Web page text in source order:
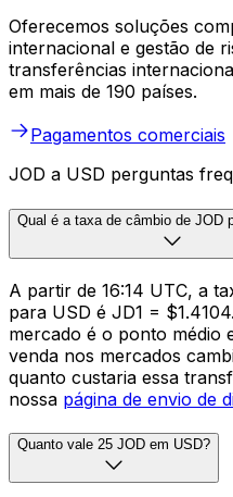
Oferecemos soluções
internacional e gestão de
transferências
em mais de 190 países.
Pagamentos comerciais
JOD a USD perguntas
Qual é a taxa de câmbio de JOD
A partir de 16:14 UTC, a
para USD é JD1 =
mercado é o ponto médio
venda nos mercados
quanto custaria essa
nossa página de envio de
Quanto vale 25 JOD em USD?